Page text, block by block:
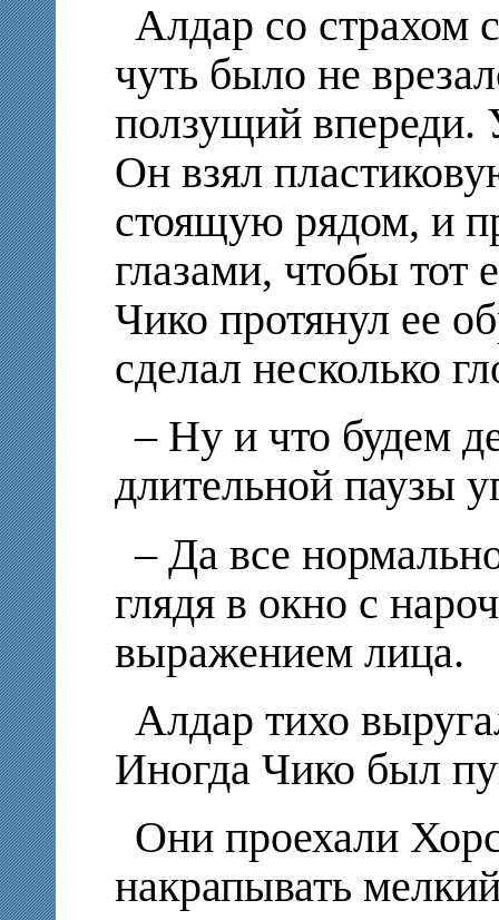
Алдар со страхом
чуть было не
ползущий впереди.
Он взял
стоящую рядом, и
глазами, чтобы тот
Чико протянул ее
сделал несколько
– Ну и что будем
длительной паузы
– Да все
глядя в окно с
выражением лица.
Алдар тихо
Иногда Чико был
Они проехали
накрапывать